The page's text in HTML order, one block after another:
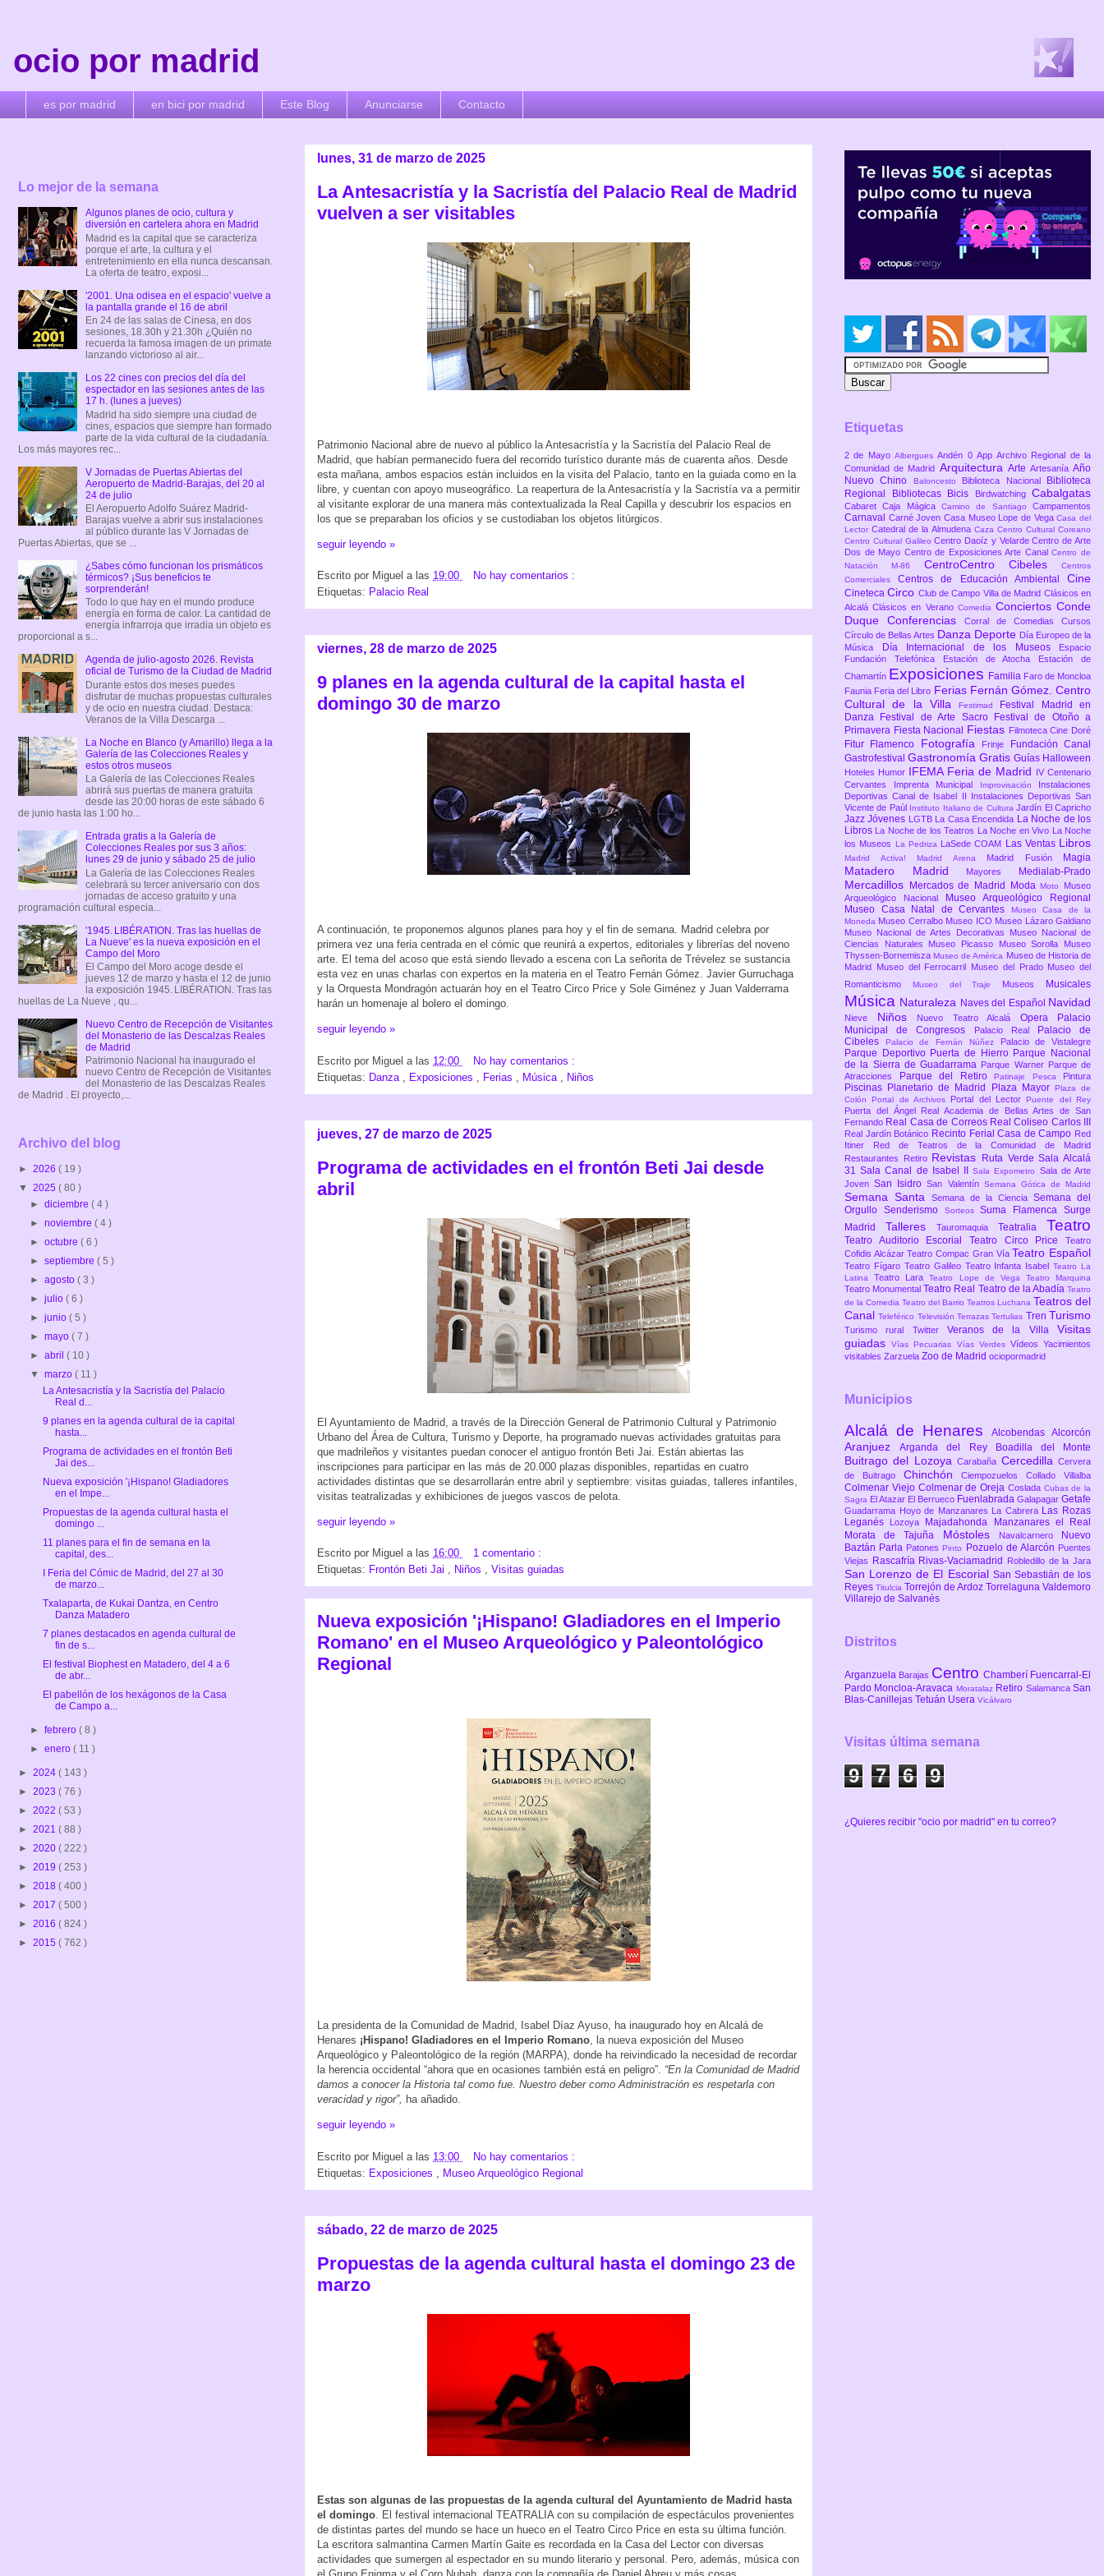
ocio por madrid
es por madrid en bici por madrid Este Blog Anunciarse Contacto
lunes, 31 de marzo de 2025
La Antesacristía y la Sacristía del Palacio Real de Madrid
vuelven a ser visitables
Patrimonio Nacional abre de nuevo al público la Antesacristía y la Sacristía del Palacio Real de
Madrid, que habían permanecido fuera del recorrido turístico durante más de cuarenta años. Desde
esta mañana, ambos espacios están incluidos en la visita del Palacio, tanto en la guiada como en la
libre, y cuentan con apoyo museográfico. La reapertura de la Antesacristía y la Sacristía va a permitir
al visitante explorar de una manera más contextualizada la Real Capilla y descubrir los espacios en
los que se preparaban los oficios y se custodiaban los objetos litúrgicos.
seguir leyendo »
Escrito por Miguel a las 19:00
No hay comentarios :
Etiquetas: Palacio Real
viernes, 28 de marzo de 2025
9 planes en la agenda cultural de la capital hasta el
domingo 30 de marzo
A continuación, te proponemos algunos planes para hoy y el fin de semana. Madrid celebra por
primera vez una feria centrada en el cómic que reunirá a expertos, editoriales y librerías del noveno
arte. El tema del acoso que está siendo llevado a escena con La señorita de Trévelez se sustancia
esta vez en unas charlas con expertos en la materia en el Teatro Fernán Gómez. Javier Gurruchaga
y la Orquesta Mondragón actuarán hoy en el Teatro Circo Price y Sole Giménez y Juan Valderrama
harán un homenaje al bolero el domingo.
seguir leyendo »
Escrito por Miguel a las 12:00
No hay comentarios :
Etiquetas: Danza Exposiciones Ferias Música Niños
jueves, 27 de marzo de 2025
Programa de actividades en el frontón Beti Jai desde
abril
El Ayuntamiento de Madrid, a través de la Dirección General de Patrimonio Cultural y Patrimonio
Urbano del Área de Cultura, Turismo y Deporte, ha programado nuevas actividades gratuitas para
que madrileños y visitantes puedan conocer el antiguo frontón Beti Jai. Están abiertas las
inscripciones para participar en las más de 20.000 plazas disponibles, repartidas en cuatro
actividades distintas que se desarrollarán entre abril y septiembre: visitas guiadas, talleres infantiles,
visitas teatralizadas y exhibiciones de juegos vascos de pelota.
seguir leyendo »
Escrito por Miguel a las 16:00
1 comentario :
Etiquetas: Frontón Beti Jai , Niños , Visitas guiadas
Nueva exposición '¡Hispano! Gladiadores en el Imperio
Romano' en el Museo Arqueológico y Paleontológico
Regional
La presidenta de la Comunidad de Madrid, Isabel Díaz Ayuso, ha inaugurado hoy en Alcalá de
Henares ¡Hispano! Gladiadores en el Imperio Romano, la nueva exposición del Museo
Arqueológico y Paleontológico de la región (MARPA), donde ha reivindicado la necesidad de recordar
la herencia occidental “ahora que en ocasiones también está en peligro”. “En la Comunidad de Madrid
damos a conocer la Historia tal como fue. Nuestro deber como Administración es respetarla con
veracidad y rigor”, ha añadido.
seguir leyendo »
Escrito por Miguel a las 13:00
No hay comentarios :
Etiquetas: Exposiciones Museo Arqueológico Regional
sábado, 22 de marzo de 2025
Propuestas de la agenda cultural hasta el domingo 23 de
marzo
Estas son algunas de las propuestas de la agenda cultural del Ayuntamiento de Madrid hasta
el domingo . El festival internacional TEATRALIA con su compilación de espectáculos provenientes
de distintas partes del mundo se hace un hueco en el Teatro Circo Price en esta su última función.
La escritora salmantina Carmen Martín Gaite es recordada en la Casa del Lector con diversas
actividades que sumergen al espectador en su mundo literario y personal. Pero, además, música con
Lo mejor de la semana
Algunos planes de ocio, cultura y
diversión en cartelera ahora en Madrid
Madrid es la capital que se caracteriza
porque el arte, la cultura y el
entretenimiento en ella nunca descansan.
La oferta de teatro, exposi...
'2001. Una odisea en el espacio' vuelve a
la pantalla grande el 16 de abril
En 24 de las salas de Cinesa, en dos
sesiones, 18.30h y 21.30h ¿Quién no
recuerda la famosa imagen de un primate
lanzando victorioso al air...
Los 22 cines con precios del día del
espectador en las sesiones antes de las
17 h. (lunes a jueves)
Madrid ha sido siempre una ciudad de
cines, espacios que siempre han formado
parte de la vida cultural de la ciudadanía.
Los más mayores rec...
V Jornadas de Puertas Abiertas del
Aeropuerto de Madrid-Barajas, del 20 al
24 de julio
El Aeropuerto Adolfo Suárez Madrid-
Barajas vuelve a abrir sus instalaciones
al público durante las V Jornadas de
Puertas Abiertas, que se ...
¿Sabes cómo funcionan los prismáticos
térmicos? ¡Sus beneficios te
sorprenderán!
Todo lo que hay en el mundo produce
energía en forma de calor. La cantidad de
energía infrarroja que irradia un objeto es
proporcional a s...
Agenda de julio-agosto 2026. Revista
oficial de Turismo de la Ciudad de Madrid
Durante estos dos meses puedes
disfrutar de muchas propuestas culturales
y de ocio en nuestra ciudad. Destaca:
Veranos de la Villa Descarga ...
La Noche en Blanco (y Amarillo) llega a la
Galería de las Colecciones Reales y
estos otros museos
La Galería de las Colecciones Reales
abrirá sus puertas de manera gratuita
desde las 20:00 horas de este sábado 6
de junio hasta las 1:00 ho...
Entrada gratis a la Galería de
Colecciones Reales por sus 3 años:
lunes 29 de junio y sábado 25 de julio
La Galería de las Colecciones Reales
celebrará su tercer aniversario con dos
jornadas de acceso gratuito y una
programación cultural especia...
'1945. LIBÉRATION. Tras las huellas de
La Nueve' es la nueva exposición en el
Campo del Moro
El Campo del Moro acoge desde el
jueves 12 de marzo y hasta el 12 de junio
la exposición 1945. LIBÉRATION. Tras las
huellas de La Nueve , qu...
Nuevo Centro de Recepción de Visitantes
del Monasterio de las Descalzas Reales
de Madrid
Patrimonio Nacional ha inaugurado el
nuevo Centro de Recepción de Visitantes
del Monasterio de las Descalzas Reales
de Madrid . El proyecto,...
Archivo del blog
► 2026 ( 19 )
▼ 2025 ( 80 )
►diciembre( 4 )
►noviembre( 4 )
►octubre( 6 )
►septiembre( 5 )
►agosto( 3 )
►julio( 6 )
►junio( 5 )
►mayo( 7 )
►abril( 10 )
▼marzo( 11 )
La Antesacristía y la Sacristía del Palacio
Real d...
9 planes en la agenda cultural de la capital
hasta...
Programa de actividades en el frontón Beti
Jai des...
Nueva exposición '¡Hispano! Gladiadores
en el Impe...
Propuestas de la agenda cultural hasta el
domingo ...
11 planes para el fin de semana en la
capital, des...
I Feria del Cómic de Madrid, del 27 al 30
de marzo...
Txalaparta, de Kukai Dantza, en Centro
Danza Matadero
7 planes destacados en agenda cultural de
fin de s...
El festival Biophest en Matadero, del 4 a 6
de abr...
El pabellón de los hexágonos de la Casa
de Campo a...
►febrero( 8 )
►enero( 11 )
► 2024 ( 143 )
► 2023 ( 76 )
► 2022 ( 53 )
► 2021 ( 88 )
► 2020 ( 222 )
► 2019 ( 253 )
► 2018 ( 400 )
► 2017 ( 500 )
► 2016 ( 824 )
► 2015 ( 762 )
Etiquetas
2 de Mayo AlberguesAndén 0 AppArchivo Regional de la
Comunidad de Madrid Arquitectura Arte ArtesaníaAño
Nuevo Chino
Baloncesto Biblioteca Nacional
Biblioteca
Regional
Bibliotecas Bicis Birdwatching Cabalgatas
CabaretCaja MágicaCamino de SantiagoCampamentos
Carnaval Carné JovenCasa Museo Lope de VegaCasa del
LectorCatedral de la Almudena Caza Centro Cultural Coreano
Centro Cultural GalileoCentro Daoíz y VelardeCentro de Arte
Dos de Mayo Centro de Exposiciones Arte CanalCentro de
Natación M-86 CentroCentro Cibeles
Centros
ComercialesCentros de Educación AmbientalCine
CinetecaCirco Club de Campo Villa de Madrid Clásicos en
AlcaláClásicos en Verano Comedia ConciertosConde
Duque Conferencias Corral de Comedias Cursos
Círculo de Bellas Artes Danza Deporte Día Europeo de la
Música
Día Internacional de los Museos
Espacio
Fundación Telefónica
Estación de Atocha
Estación de
Chamartín Exposiciones Familia Faro de Moncloa
Faunia Feria del Libro Ferias Fernán Gómez. Centro
Cultural de la VillaFestimad
Festival Madrid en
Danza
Festival de Arte Sacro
Festival de Otoño a
Primavera Fiesta Nacional Fiestas Filmoteca Cine Doré
Fitur Flamenco Fotografía Frinje
Fundación Canal
Gastrofestival Gastronomía Gratis Guías Halloween
Hoteles Humor IFEMA Feria de Madrid
IV Centenario
Cervantes
Imprenta Municipal Improvisación
Instalaciones
Deportivas Canal de Isabel II
Instalaciones Deportivas San
Vicente de Paúl
Instituto Italiano de CulturaJardín El Capricho
JazzJóvenes LGTB La Casa Encendida La Noche de los
Libros
La Noche de los Teatros La Noche en Vivo
La Noche
los Museos
La Pedriza LaSede COAM Las Ventas Libros
Madrid Activa! Madrid Arena Madrid Fusión Magia
Matadero Madrid Mayores Medialab-Prado
Mercadillos Mercados de Madrid ModaMoto Museo
Arqueológico Nacional
Museo Arqueológico Regional
Museo Casa Natal de Cervantes
Museo Casa de la
Moneda Museo Cerralbo Museo ICO Museo Lázaro Galdiano
Museo Nacional de Artes Decorativas Museo Nacional de
Ciencias Naturales Museo Picasso Museo Sorolla Museo
Thyssen-BornemiszaMuseo de América Museo de Historia de
Madrid
Museo del Ferrocarril Museo del Prado Museo del
Romanticismo
Museo del Traje Museos Musicales
Música Naturaleza Naves del Español Navidad
Nieve Niños Nuevo Teatro Alcalá Opera
Palacio
Municipal de Congresos
Palacio Real
Palacio de
Cibeles
Palacio de Fernán Núñez Palacio de Vistalegre
Parque Deportivo Puerta de Hierro Parque Nacional
de la Sierra de Guadarrama Parque Warner Parque de
Atracciones
Parque del Retiro Patinaje Pesca Pintura
Piscinas Planetario de Madrid Plaza Mayor
Plaza de
Colón Portal de Archivos Portal del LectorPuente del Rey
Puerta del Ángel
Real Academia de Bellas Artes de San
Fernando Real Casa de Correos Real Coliseo Carlos III
Real Jardín Botánico Recinto Ferial Casa de Campo Red
Itiner
Red de Teatros de la Comunidad de Madrid
Restaurantes
Retiro Revistas Ruta VerdeSala Alcalá
31Sala Canal de Isabel IISala Expometro Sala de Arte
JovenSan IsidroSan Valentín Semana Gótica de Madrid
Semana Santa Semana de la Ciencia Semana del
Orgullo Senderismo SorteosSuma FlamencaSurge
Madrid Talleres Tauromaquia Teatralia Teatro
Teatro Auditorio Escorial Teatro Circo Price Teatro
Cofidis AlcázarTeatro Compac Gran Vía Teatro Español
Teatro Fígaro Teatro Galileo Teatro Infanta IsabelTeatro La
Latina Teatro LaraTeatro Lope de Vega Teatro Marquina
Teatro Monumental Teatro Real Teatro de la Abadía Teatro
de la Comedia Teatro del Barrio Teatros Luchana Teatros del
CanalTeleférico TelevisiónTerrazasTertulias Tren Turismo
Turismo rural Twitter Veranos de la VillaVisitas
guiadasVías Pecuarias Vías Verdes VídeosYacimientos
visitables Zarzuela Zoo de Madrid ociopormadrid
Municipios
Alcalá de Henares Alcobendas Alcorcón
AranjuezArganda del Rey Boadilla del Monte
Buitrago del LozoyaCarabaña CercedillaCervera
de Buitrago ChinchónCiempozuelosCollado Villalba
Colmenar Viejo Colmenar de Oreja Coslada Cubas de la
Sagra El Atazar El Berrueco Fuenlabrada Galapagar Getafe
Guadarrama Hoyo de Manzanares La Cabrera Las Rozas
Leganés
Lozoya Majadahonda
Manzanares el Real
Morata de Tajuña Móstoles Navalcarnero
Nuevo
Baztán Parla PatonesPinto Pozuelo de Alarcón Puentes
Viejas
Rascafría Rivas-Vaciamadrid Robledillo de la Jara
San Lorenzo de El Escorial San Sebastián de los
Reyes Titulcia Torrejón de Ardoz Torrelaguna Valdemoro
Villarejo de Salvanés
Distritos
Arganzuela Barajas Centro Chamberí Fuencarral-El
Pardo Moncloa-Aravaca Moratalaz Retiro SalamancaSan
Blas-Canillejas Tetuán Usera Vicálvaro
Visitas última semana
9 7 6 9
¿Quieres recibir "ocio por madrid" en tu correo?